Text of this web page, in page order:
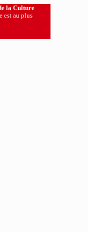
la Culture
est au plus